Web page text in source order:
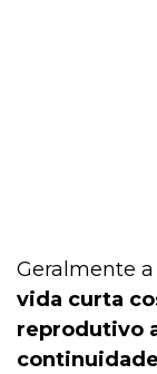
Geralmente
vida curta
reprodutivo